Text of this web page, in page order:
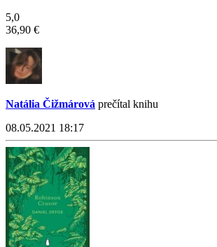
5,0
36,90 €
Natália Čižmárová prečítal knihu
08.05.2021 18:17